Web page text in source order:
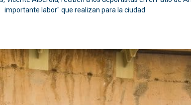
importante labor" que realizan para la ciudad